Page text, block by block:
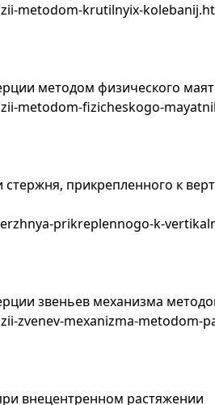
metodom-krutilnyix-
методом физического
metodom-fizicheskogo-
стержня, прикрепленного к
prikreplennogo-k-
звеньев механизма
zvenev-mexanizma-metodom-
внецентренном растяжении